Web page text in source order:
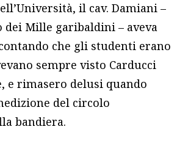
il cav. Damiani –
dei Mille garibaldini – aveva
che gli studenti erano
sempre visto Carducci
e rimasero delusi quando
del circolo
bandiera.